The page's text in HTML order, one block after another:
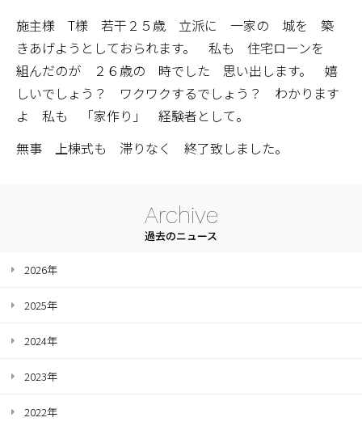
施主様 T様 若干２５歳 立派に 一家の 城を 築
きあげようとしておられます。 私も 住宅ローンを
組んだのが ２６歳の 時でした 思い出します。 嬉
しいでしょう？ ワクワクするでしょう？ わかります
よ 私も 「家作り」 経験者として。
無事 上棟式も 滞りなく 終了致しました。
Archive
過去のニュース
2026年
2025年
2024年
2023年
2022年